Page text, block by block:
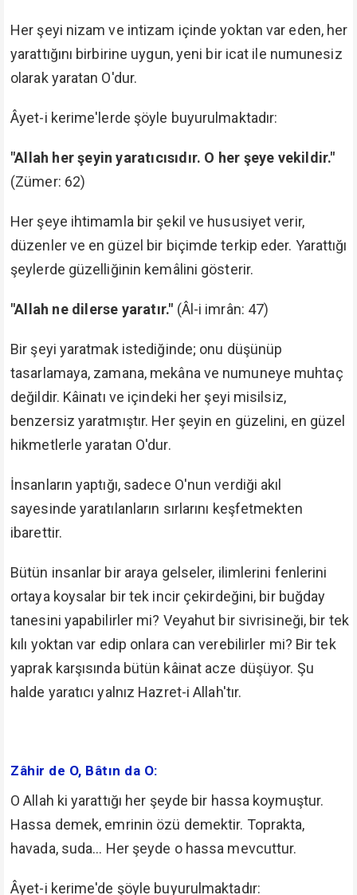
Her şeyi nizam ve intizam içinde yoktan var eden, her
yarattığını birbirine uygun, yeni bir icat ile numunesiz
olarak yaratan O'dur.
Âyet-i kerime'lerde şöyle buyurulmaktadır:
"Allah her şeyin yaratıcısıdır. O her şeye vekildir."
(Zümer: 62)
Her şeye ihtimamla bir şekil ve hususiyet verir,
düzenler ve en güzel bir biçimde terkip eder. Yarattığı
şeylerde güzelliğinin kemâlini gösterir.
"Allah ne dilerse yaratır." (Âl-i imrân: 47)
Bir şeyi yaratmak istediğinde; onu düşünüp
tasarlamaya, zamana, mekâna ve numuneye muhtaç
değildir. Kâinatı ve içindeki her şeyi misilsiz,
benzersiz yaratmıştır. Her şeyin en güzelini, en güzel
hikmetlerle yaratan O'dur.
İnsanların yaptığı, sadece O'nun verdiği akıl
sayesinde yaratılanların sırlarını keşfetmekten
ibarettir.
Bütün insanlar bir araya gelseler, ilimlerini fenlerini
ortaya koysalar bir tek incir çekirdeğini, bir buğday
tanesini yapabilirler mi? Veyahut bir sivrisineği, bir tek
kılı yoktan var edip onlara can verebilirler mi? Bir tek
yaprak karşısında bütün kâinat acze düşüyor. Şu
halde yaratıcı yalnız Hazret-i Allah'tır.
Zâhir de O, Bâtın da O:
O Allah ki yarattığı her şeyde bir hassa koymuştur.
Hassa demek, emrinin özü demektir. Toprakta,
havada, suda... Her şeyde o hassa mevcuttur.
Âyet-i kerime'de şöyle buyurulmaktadır: